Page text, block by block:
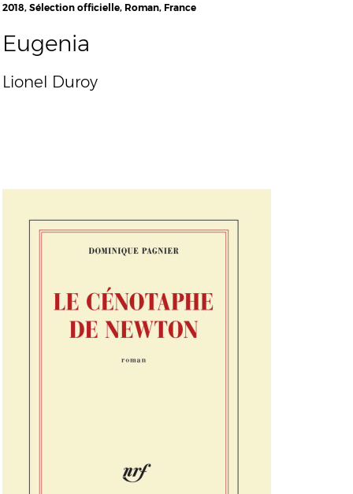
2018, Sélection officielle, Roman, France
Eugenia
Lionel Duroy